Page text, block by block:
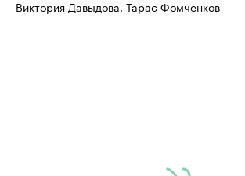
Виктория Давыдова, Тарас Фомченков